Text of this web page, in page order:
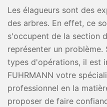
Les élagueurs sont des
des arbres. En effet, ce
s'occupent de la section
représenter un
types d'opérations, il est
FUHRMANN votre
professionnel en la
proposer de faire